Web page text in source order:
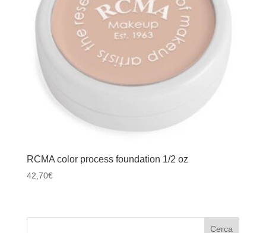
RCMA color process foundation 1/2 oz
42,70€